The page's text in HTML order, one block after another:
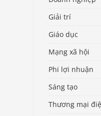
Giải trí
Giáo dục
Mạng xã hội
Phi lợi nhuận
Sáng tạo
Thương mại